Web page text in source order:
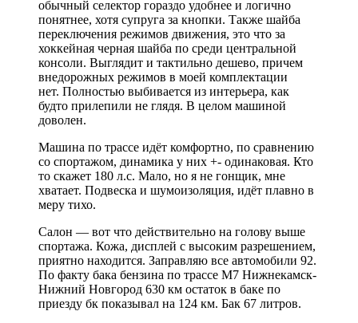
обычный селектор гораздо удобнее и логично
понятнее, хотя супруга за кнопки. Также шайба
переключения режимов движения, это что за
хоккейная черная шайба по среди центральной
консоли. Выглядит и тактильно дешево, причем
внедорожных режимов в моей комплектации
нет. Полностью выбивается из интерьера, как
будто прилепили не глядя. В целом машиной
доволен.
Машина по трассе идёт комфортно, по сравнению
со спортажом, динамика у них +- одинаковая. Кто
то скажет 180 л.с. Мало, но я не гонщик, мне
хватает. Подвеска и шумоизоляция, идёт плавно в
меру тихо.
Салон — вот что действительно на голову выше
спортажа. Кожа, дисплей с высоким разрешением,
приятно находится. Заправляю все автомобили 92.
По факту бака бензина по трассе М7 Нижнекамск-
Нижний Новгород 630 км остаток в баке по
приезду бк показывал на 124 км. Бак 67 литров.